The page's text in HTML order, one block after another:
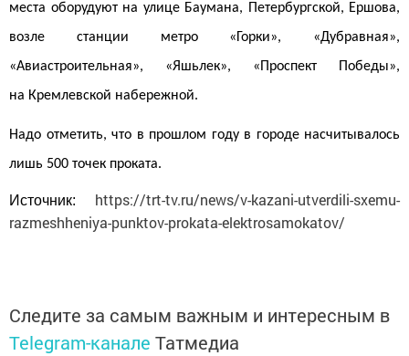
места оборудуют на улице Баумана, Петербургской, Ершова,
возле станции метро «Горки», «Дубравная»,
«Авиастроительная», «Яшьлек», «Проспект Победы»,
на Кремлевской набережной.
Надо отметить, что в прошлом году в городе насчитывалось
лишь 500 точек проката.
Источник: https://trt-tv.ru/news/v-kazani-utverdili-sxemu-
razmeshheniya-punktov-prokata-elektrosamokatov/
Следите за самым важным и интересным в
Telegram-канале Татмедиа